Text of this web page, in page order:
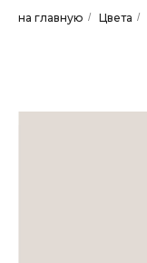
на главную / Цвета /